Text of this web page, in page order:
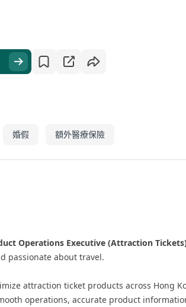
婚假 額外醫療保險
Operations Executive (Attraction
passionate about travel.
attraction ticket products across Hong
operations, accurate product